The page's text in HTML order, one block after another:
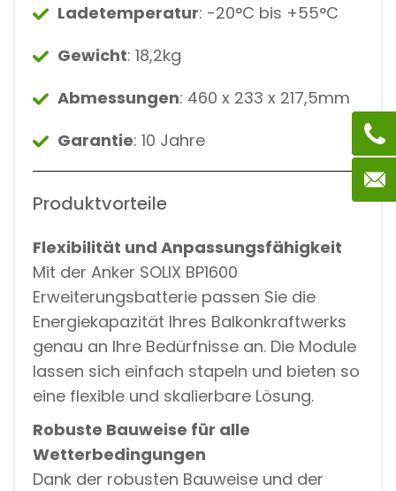
Ladetemperatur: -20°C bis +55°C
Gewicht: 18,2kg
Abmessungen: 460 x 233 x 217,5mm
Garantie: 10 Jahre
Produktvorteile
Flexibilität und Anpassungsfähigkeit
Mit der Anker SOLIX BP1600
Erweiterungsbatterie passen Sie die
Energiekapazität Ihres Balkonkraftwerks
genau an Ihre Bedürfnisse an. Die Module
lassen sich einfach stapeln und bieten so
eine flexible und skalierbare Lösung.
Robuste Bauweise für alle
Wetterbedingungen
Dank der robusten Bauweise und der